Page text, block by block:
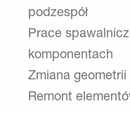
podzespół
Prace
komponentach
Zmiana
Remont